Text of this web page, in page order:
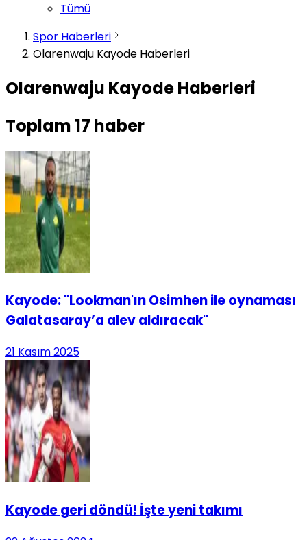
Tümü
Spor Haberleri
Olarenwaju Kayode Haberleri
Olarenwaju Kayode Haberleri
Toplam17 haber
Kayode: "Lookman'ın Osimhen ile oynaması
Galatasaray’a alev aldıracak"
21 Kasım 2025
Kayode geri döndü! İşte yeni takımı